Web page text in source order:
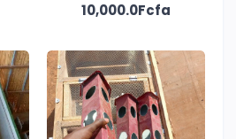
–
Infrarouge avec
10,000.0Fcfa